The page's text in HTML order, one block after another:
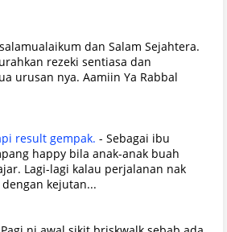
dan Salam Sejahtera.
rezeki sentiasa dan
urusan nya. Aamiin Ya Rabbal
result gempak. - Sebagai ibu
happy bila anak-anak buah
Lagi-lagi kalau perjalanan nak
kejutan...